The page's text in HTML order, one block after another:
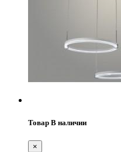
Товар В наличии
×